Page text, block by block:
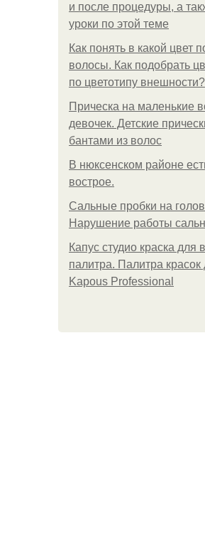
и после процедуры, а
уроки по этой теме
Как понять в какой цвет
волосы. Как подобрать
по цветотипу внешности?
Прическа на маленькие
девочек. Детские
бантами из волос
В нюксенском районе
вострое.
Сальные пробки на
Нарушение работы
Капус студио краска для
палитра. Палитра красок
Kapous Professional